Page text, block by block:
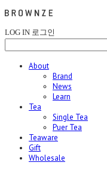
LOG IN 로그인
About
Brand
News
Learn
Tea
Single Tea
Puer Tea
Teaware
Gift
Wholesale